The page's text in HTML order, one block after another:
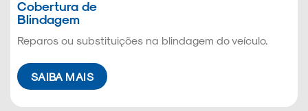
Cobertura de
Blindagem
Reparos ou substituições na blindagem do veículo.
SAIBA MAIS